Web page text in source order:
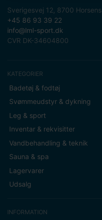
Sverigesvej 12, 8700 Horsens
+45 86 93 39 22
info@lml-sport.dk
CVR DK-34604800
KATEGORIER
Badetøj & fodtøj
Svømmeudstyr & dykning
Leg & sport
Inventar & rekvisitter
Vandbehandling & teknik
Sauna & spa
Lagervarer
Udsalg
INFORMATION